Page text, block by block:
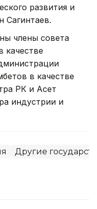
развития и
Сагинтаев.
члены совета
качестве
в качестве
РК и Асет
индустрии и
Другие